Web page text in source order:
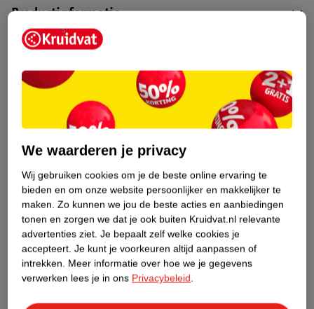
Productinformatie
Nature Impact Score
Dit product heeft (nog) geen Nature
Meer informatie
Bestel & Bezorginformatie
Bekijk ook
We waarderen je privacy
Wij gebruiken cookies om je de beste online ervaring te
bieden en om onze website persoonlijker en makkelijker te
maken. Zo kunnen we jou de beste acties en aanbiedingen
tonen en zorgen we dat je ook buiten Kruidvat.nl relevante
advertenties ziet. Je bepaalt zelf welke cookies je
accepteert. Je kunt je voorkeuren altijd aanpassen of
intrekken. Meer informatie over hoe we je gegevens
verwerken lees je in ons Privacybeleid.